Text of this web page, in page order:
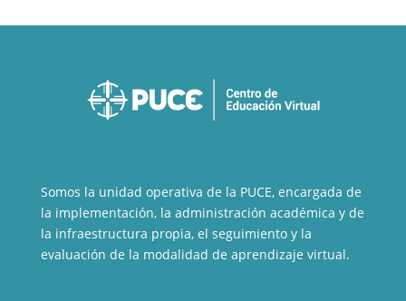
Somos la unidad operativa de la PUCE, encargada de
la implementación, la administración académica y de
la infraestructura propia, el seguimiento y la
evaluación de la modalidad de aprendizaje virtual.